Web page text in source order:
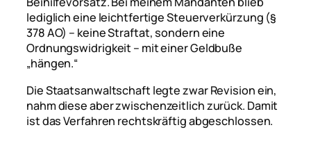
lediglich eine leichtfertige Steuerverkürzung (§
378 AO) – keine Straftat, sondern eine
Ordnungswidrigkeit – mit einer Geldbuße
„hängen.“
Die Staatsanwaltschaft legte zwar Revision ein,
nahm diese aber zwischenzeitlich zurück. Damit
ist das Verfahren rechtskräftig abgeschlossen.